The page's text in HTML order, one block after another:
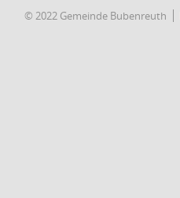
© 2022 Gemeinde Bubenreuth